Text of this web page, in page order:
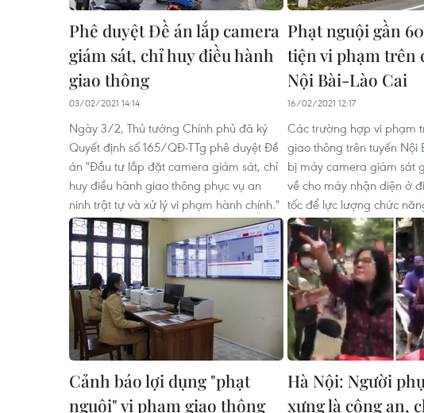
Phê duyệt Đề án lắp camera
giám sát, chỉ huy điều hành
giao thông
03/02/2021 14:14
Ngày 3/2, Thủ tướng Chính phủ đã ký
Quyết định số 165/QĐ-TTg phê duyệt Đề
án "Đầu tư lắp đặt camera giám sát, chỉ
huy điều hành giao thông phục vụ an
ninh trật tự và xử lý vi phạm hành chính."
Phạt nguội gần
tiện vi phạm trên
Nội Bài-Lào Cai
16/02/2021 12:17
Các trường hợp vi phạm
giao thông trên tuyến Nội
bị máy camera giám sát
về cho máy nhận diện ở
tốc để lực lượng chức
Cảnh báo lợi dụng "phạt
nguội" vi phạm giao thông
Hà Nội: Người
xưng là công an,